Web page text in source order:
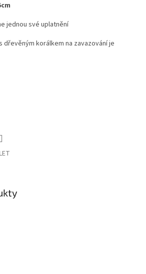
jednou své uplatnění
dřevěným korálkem na zavazování je